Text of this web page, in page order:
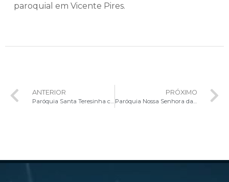
paroquial em Vicente Pires.
ANTERIOR
Paróquia Santa Teresinha celebra Crisma de jovens e adultos em Taguatinga Norte
PRÓXIMO
Paróquia Nossa Senhora da Conceição celebra Crisma de 70 fiéis no Gama